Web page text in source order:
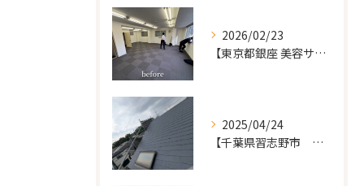
2026/02/23
【東京都銀座 美容サロン店舗工事】
2025/04/24
【千葉県習志野市 戸建て 屋根の葺き替え工事】